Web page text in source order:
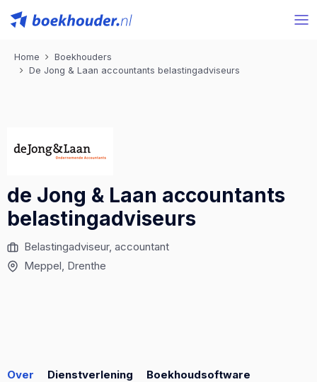
Home
Boekhouders
De Jong & Laan accountants belastingadviseurs
de Jong & Laan accountants
belastingadviseurs
Belastingadviseur, accountant
Meppel, Drenthe
Over Dienstverlening Boekhoudsoftware